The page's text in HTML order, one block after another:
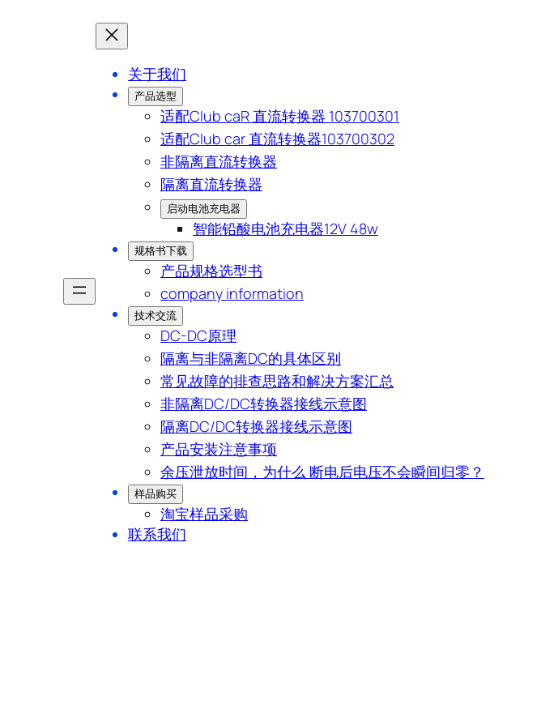
关于我们
产品选型
适配Club caR 直流转换器 103700301
适配Club car 直流转换器103700302
非隔离直流转换器
隔离直流转换器
启动电池充电器
智能铅酸电池充电器12V 48w
规格书下载
产品规格选型书
company information
技术交流
DC-DC原理
隔离与非隔离DC的具体区别
常见故障的排查思路和解决方案汇总
非隔离DC/DC转换器接线示意图
隔离DC/DC转换器接线示意图
产品安装注意事项
余压泄放时间，为什么 断电后电压不会瞬间归零？
样品购买
淘宝样品采购
联系我们